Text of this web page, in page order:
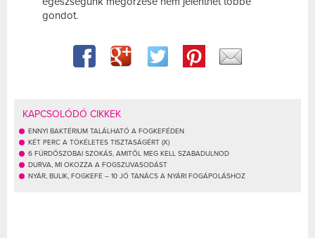
gondot.
KAPCSOLÓDÓ CIKKEK
ENNYI BAKTÉRIUM TALÁLHATÓ A FOGKEFÉDEN
KÉT PERC A TÖKÉLETES TISZTASÁGÉRT (X)
6 FÜRDŐSZOBAI SZOKÁS, AMITŐL MEG KELL SZABADULNOD
DURVA, MI OKOZZA A FOGSZUVASODÁST
NYÁR, BULIK, FOGKEFE – 10 JÓ TANÁCS A NYÁRI FOGÁPOLÁSHOZ